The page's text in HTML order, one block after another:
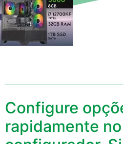
Configure
rapidamente